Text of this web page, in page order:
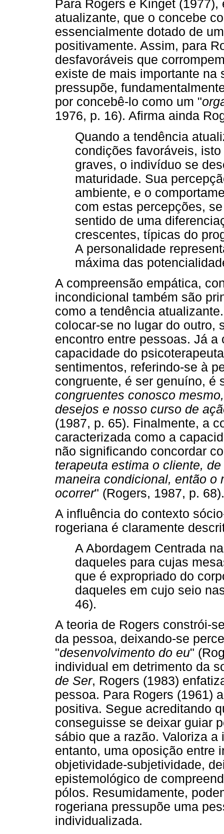
Para Rogers e Kinget
atualizante, que o concebe
essencialmente dotado de
positivamente. Assim, para
desfavoráveis que
existe de mais importante na
pressupõe,
por concebê-lo como um "
1976, p. 16). Afirma ainda
Quando a tendência
condições favoráveis,
graves, o indivíduo se
maturidade. Sua
ambiente, e o
com estas percepções,
sentido de uma
crescentes, típicas do
A personalidade
máxima das
A compreensão empática,
incondicional também são
como a tendência
colocar-se no lugar do outro,
encontro entre pessoas. Já
capacidade do
sentimentos, referindo-se à
congruente, é ser genuíno, é
congruentes conosco
desejos e nosso curso de
(1987, p. 65). Finalmente, a
caracterizada como a
não significando concordar
terapeuta estima o cliente,
maneira condicional, então o
ocorrer" (Rogers, 1987, p. 68).
A influência do contexto
rogeriana é claramente
A Abordagem Centrada
daqueles para cujas
que é expropriado do
daqueles em cujo seio
46).
A teoria de Rogers constrói-
da pessoa, deixando-se
"desenvolvimento do eu"
individual em detrimento da
de Ser, Rogers (1983)
pessoa. Para Rogers (1961)
positiva. Segue acreditando
conseguisse se deixar guiar
sábio que a razão. Valoriza
entanto, uma oposição entre
objetividade-subjetividade,
epistemológico de
pólos. Resumidamente,
rogeriana pressupõe uma
individualizada.